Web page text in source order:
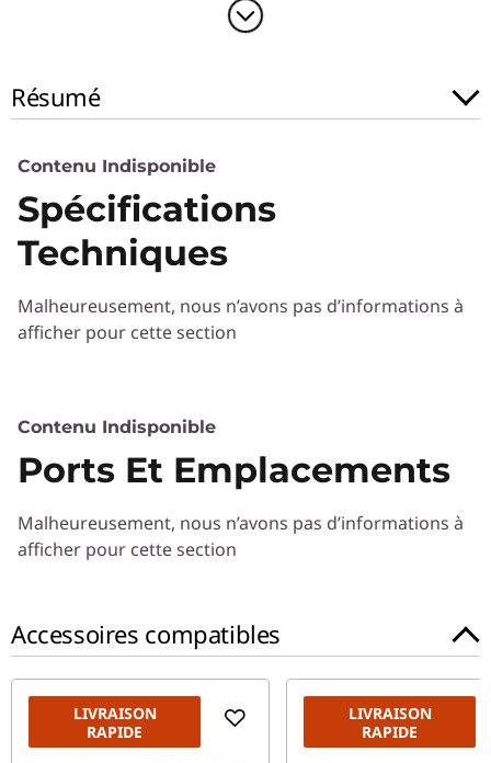
)Résumé
Contenu Indisponible
Spécifications
Techniques
Malheureusement, nous n’avons pas d’informations à
afficher pour cette section
Contenu Indisponible
Ports Et Emplacements
Malheureusement, nous n’avons pas d’informations à
afficher pour cette section
Accessoires compatibles
LIVRAISON
RAPIDE
LIVRAISON
RAPIDE